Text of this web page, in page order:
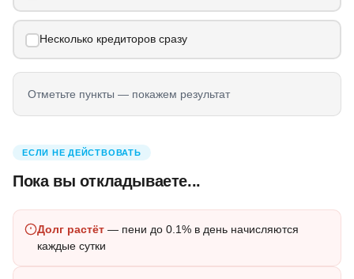
Несколько кредиторов сразу
Отметьте пункты — покажем результат
ЕСЛИ НЕ ДЕЙСТВОВАТЬ
Пока вы откладываете...
Долг растёт — пени до 0.1% в день начисляются
каждые сутки